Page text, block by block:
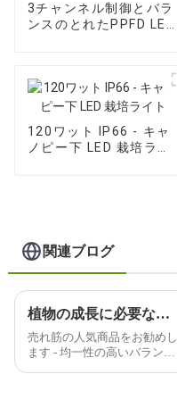
3チャンネル制御とバラ
ンスのとれたPPFD LED
120ワット IP66 - キャ
ノピー下 LED 栽培ライ
関連ブログ
植物の成長に必要な光の波長をどのように判断しますか?
売れ筋の人気商品をお勧めし
ます - 均一性の高いバランス